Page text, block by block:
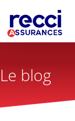
Le blog